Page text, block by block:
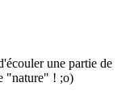
une partie de
"nature" ! ;o)